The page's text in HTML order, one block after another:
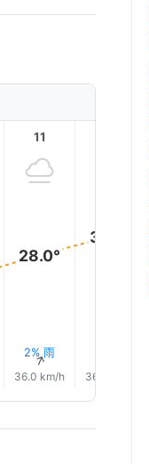
11
28.0°
2% 雨
↑
36.0 km/h
30.0°
36.0 km/h